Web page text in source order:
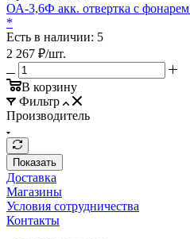
ОА-3,6Ф акк. отвертка с
*
Есть в наличии: 5
2 267 ₽/шт.
В корзину
Фильтр
Производитель
Показать
Доставка
Магазины
Условия сотрудничества
Контакты